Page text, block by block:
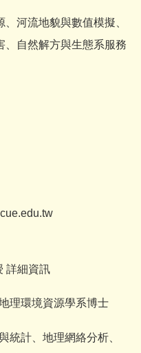
、河流地貌與數值模擬、
、自然解方與生態系服務
詳細資訊
理環境資源學系博士
統計、地理網絡分析、